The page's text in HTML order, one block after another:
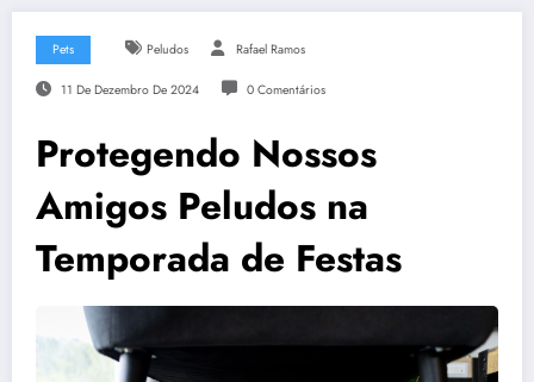
Pets Peludos Rafael Ramos
11 De Dezembro De 2024 0 Comentários
Protegendo Nossos
Amigos Peludos na
Temporada de Festas